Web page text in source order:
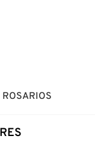
ROSARIOS